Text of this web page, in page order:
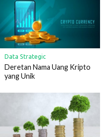
Data Strategic
Deretan Nama Uang Kripto
yang Unik